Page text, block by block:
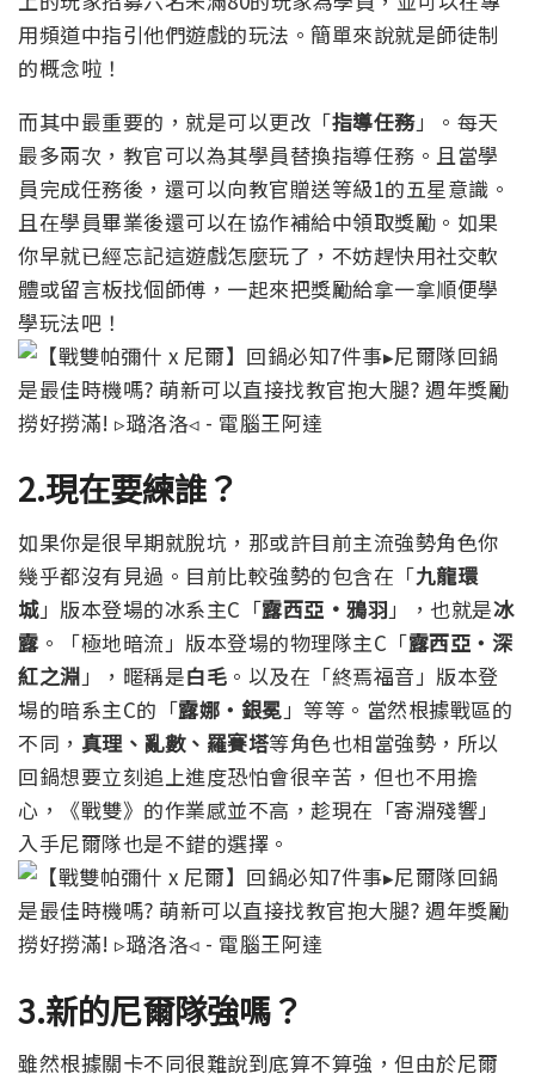
用頻道中指引他們遊戲的玩法。簡單來說就是師徒制
的概念啦！
而其中最重要的，就是可以更改「指導任務」。每天
最多兩次，教官可以為其學員替換指導任務。且當學
員完成任務後，還可以向教官贈送等級1的五星意識。
且在學員畢業後還可以在協作補給中領取獎勵。如果
你早就已經忘記這遊戲怎麼玩了，不妨趕快用社交軟
體或留言板找個師傅，一起來把獎勵給拿一拿順便學
學玩法吧！
2.現在要練誰？
如果你是很早期就脫坑，那或許目前主流強勢角色你
幾乎都沒有見過。目前比較強勢的包含在「九龍環
城」版本登場的冰系主C「露西亞·鴉羽」，也就是冰
露。「極地暗流」版本登場的物理隊主C「露西亞‧深
紅之淵」，暱稱是白毛 。以及在「終焉福音」版本登
場的暗系主C的「露娜・銀冕」等等。當然根據戰區的
不同， 真理、亂數、羅賽塔等角色也相當強勢，所以
回鍋想要立刻追上進度恐怕會很辛苦，但也不用擔
心，《戰雙》的作業感並不高，趁現在「寄淵殘響」
入手尼爾隊也是不錯的選擇。
3.新的尼爾隊強嗎？
雖然根據關卡不同很難說到底算不算強，但由於尼爾